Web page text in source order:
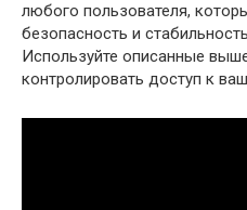
любого пользователя,
безопасность и
Используйте описанные
контролировать доступ к